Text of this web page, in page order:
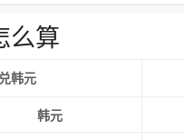
么算
韩元
韩元